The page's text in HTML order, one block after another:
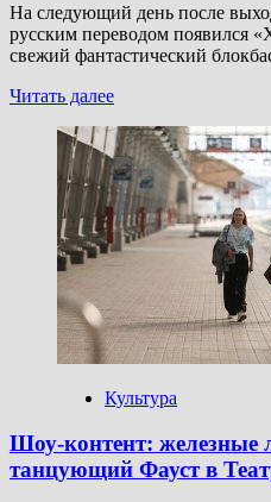
На следующий день после
русским переводом появился
свежий фантастический
Читать далееПрочитать
о
Охота
пуще
боли:
в
Сеть
часть
«Хищника»
Культура
Шоу-контент:
танцующий Фауст в